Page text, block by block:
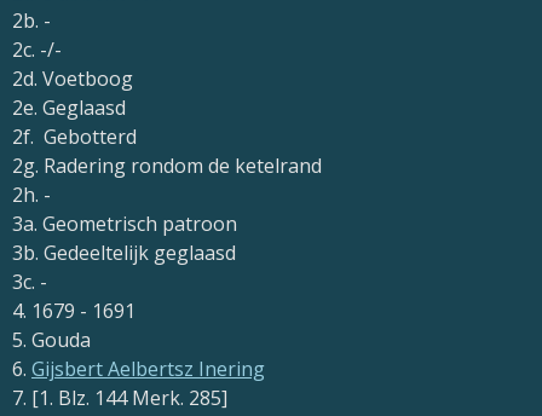
2b. -
2c. -/-
2d. Voetboog
2e. Geglaasd
2f. Gebotterd
2g. Radering rondom de ketelrand
2h. -
3a. Geometrisch patroon
3b. Gedeeltelijk geglaasd
3c. -
4. 1679 - 1691
5. Gouda
6. Gijsbert Aelbertsz Inering
7. [1. Blz. 144 Merk. 285]